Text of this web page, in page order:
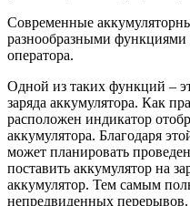
Современные
разнообразными функциями
оператора.
Одной из таких функций –
заряда аккумулятора. Как
расположен индикатор
аккумулятора. Благодаря
может планировать
поставить аккумулятор на
аккумулятор. Тем самым
непредвиденных перерывов.